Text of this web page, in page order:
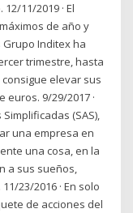
11/2019 · El
de año y
Inditex ha
trimestre, hasta
elevar sus
euros. 9/29/2017 ·
(SAS),
una empresa en
una cosa, en la
a sus sueños,
23/2016 · En solo
de acciones del